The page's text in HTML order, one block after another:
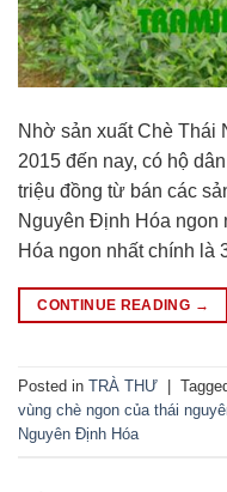
Nhờ sản xuất Chè Thái
2015 đến nay, có hộ
triệu đồng từ bán các
Nguyên Định Hóa ngon
Hóa ngon nhất chính là
CONTINUE READING →
Posted in TRÀ THƯ
vùng chè ngon của thái
Nguyên Định Hóa